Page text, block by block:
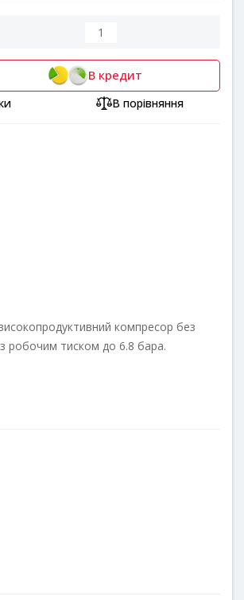
В кредит
В порівняння
компресор без
робочим тиском до 6.8 бара.